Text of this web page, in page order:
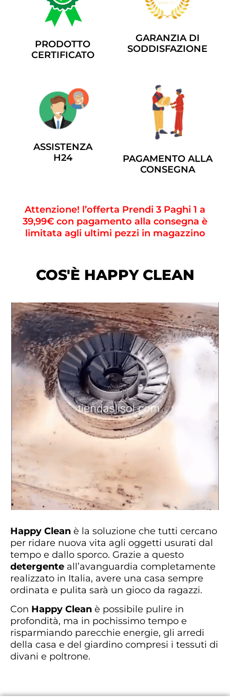
PRODOTTO
CERTIFICATO
GARANZIA DI
SODDISFAZIONE
ASSISTENZA
H24
PAGAMENTO ALLA
CONSEGNA
Attenzione! l’offerta Prendi 3 Paghi 1 a
39,99€ con pagamento alla consegna è
limitata agli ultimi pezzi in magazzino
COS'È HAPPY CLEAN
Happy Clean è la soluzione che tutti cercano
per ridare nuova vita agli oggetti usurati dal
tempo e dallo sporco. Grazie a questo
detergente all’avanguardia completamente
realizzato in Italia, avere una casa sempre
ordinata e pulita sarà un gioco da ragazzi.
Con Happy Clean è possibile pulire in
profondità, ma in pochissimo tempo e
risparmiando parecchie energie, gli arredi
della casa e del giardino compresi i tessuti di
divani e poltrone.